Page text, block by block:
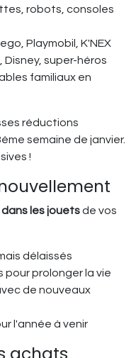
robots, consoles
Playmobil, K'NEX
Disney, super-héros
familiaux en
réductions
semaine de janvier.
!
dans les jouetsde vos
délaissés
prolonger la vie
de nouveaux
l'année à venir
achats